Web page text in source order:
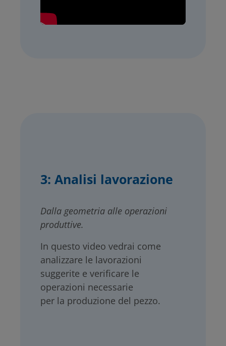
3: Analisi lavorazione
Dalla geometria alle operazioni
produttive.
In questo video vedrai come
analizzare le lavorazioni
suggerite e verificare le
operazioni necessarie
per la produzione del pezzo.